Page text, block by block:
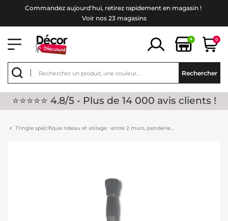
Commandez aujourd'hui, retirez rapidement en magasin !
Voir nos 23 magasins
+ 0
Rechercher
⭐⭐⭐⭐⭐ 4.8/5 - Plus de 14 000 avis clients !
Tringle spécifique rideau et voilage : entre 2 murs, penderie...